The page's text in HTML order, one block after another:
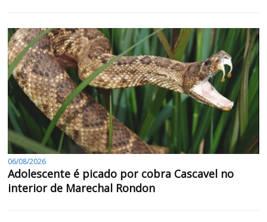
06/08/2026
Adolescente é picado por cobra Cascavel no
interior de Marechal Rondon